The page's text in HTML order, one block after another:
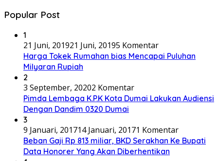
Popular Post
1
21 Juni, 201921 Juni, 20195 Komentar
Harga Tokek Rumahan bias Mencapai Puluhan
Milyaran Rupiah
2
3 September, 20202 Komentar
Pimda Lembaga K.P.K Kota Dumai Lakukan Audiensi
Dengan Dandim 0320 Dumai
3
9 Januari, 201714 Januari, 20171 Komentar
Beban Gaji Rp 813 miliar, BKD Serakhan Ke Bupati
Data Honorer Yang Akan Diberhentikan